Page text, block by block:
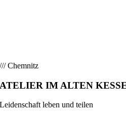
/// Chemnitz
ATELIER IM ALTEN
Leidenschaft leben und teilen